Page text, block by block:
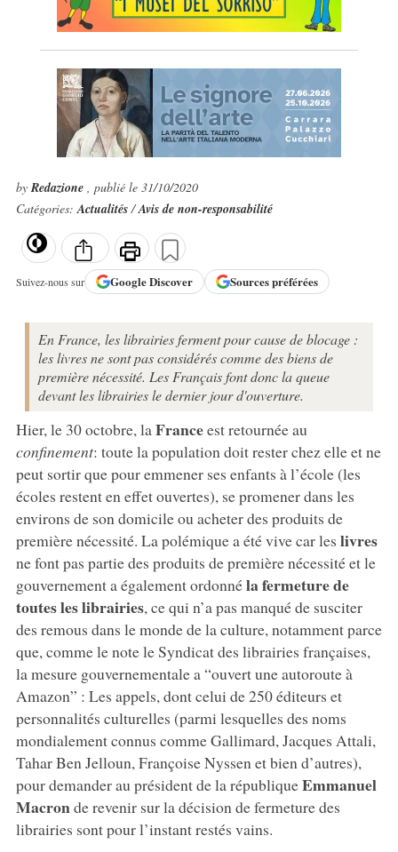
byRedazione , publié le 31/10/2020
Catégories:Actualités/Avis de non-responsabilité
Suivez-nous sur GoogleDiscover Sources préférées
En France, les librairies ferment pour cause de blocage :
les livres ne sont pas considérés comme des biens de
première nécessité. Les Français font donc la queue
devant les librairies le dernier jour d'ouverture.
Hier, le 30 octobre, la Franceest retournée au
confinement: toute la population doit rester chez elle et ne
peut sortir que pour emmener ses enfants à l’école (les
écoles restent en effet ouvertes), se promener dans les
environs de son domicile ou acheter des produits de
première nécessité. La polémique a été vive car les livres
ne font pas partie des produits de première nécessité et le
gouvernement a également ordonnéla fermeture de
toutes les librairies, ce qui n’a pas manqué de susciter
des remous dans le monde de la culture, notamment parce
que, comme le note le Syndicat des librairies françaises,
la mesure gouvernementale a “ouvert une autoroute à
Amazon” : Les appels, dont celui de 250 éditeurs et
personnalités culturelles (parmi lesquelles des noms
mondialement connus comme Gallimard, Jacques Attali,
Tahar Ben Jelloun, Françoise Nyssen et bien d’autres),
pour demander au président de la républiqueEmmanuel
Macronde revenir sur la décision de fermeture des
librairies sont pour l’instant restés vains.